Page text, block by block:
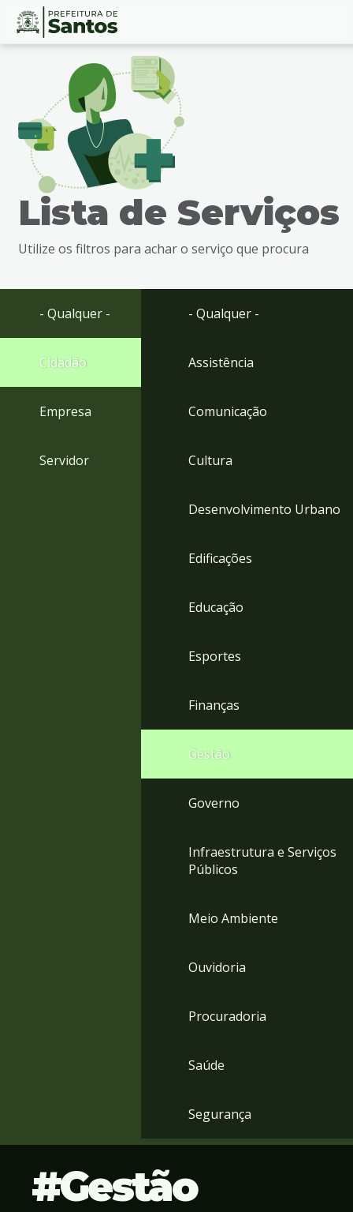
Ir
busca
Ir
rodapé
Conteúdo
Lista de Serviços
Utilize os filtros para achar o serviço que procura
- Qualquer -
Cidadão
Empresa
Servidor
- Qualquer -
Assistência
Comunicação
Cultura
Desenvolvimento Urbano
Edificações
Educação
Esportes
Finanças
Gestão
Governo
Infraestrutura e Serviços
Públicos
Meio Ambiente
Ouvidoria
Procuradoria
Saúde
Segurança
Gestão